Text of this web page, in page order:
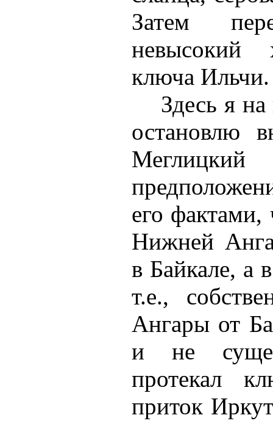
Затем
ключа Ильчи.
Здесь я
остановлю
его фактами,
Нижней
в Байкале, а
т.е.,
Ангары от
и не
протекал
приток